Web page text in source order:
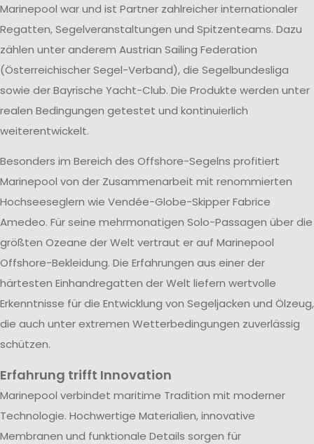
Marinepool war und ist Partner zahlreicher internationaler
Regatten, Segelveranstaltungen und Spitzenteams. Dazu
zählen unter anderem Austrian Sailing Federation
(Österreichischer Segel-Verband), die Segelbundesliga
sowie der Bayrische Yacht-Club. Die Produkte werden unter
realen Bedingungen getestet und kontinuierlich
weiterentwickelt.
Besonders im Bereich des Offshore-Segelns profitiert
Marinepool von der Zusammenarbeit mit renommierten
Hochseeseglern wie Vendée-Globe-Skipper Fabrice
Amedeo. Für seine mehrmonatigen Solo-Passagen über die
größten Ozeane der Welt vertraut er auf Marinepool
Offshore-Bekleidung. Die Erfahrungen aus einer der
härtesten Einhandregatten der Welt liefern wertvolle
Erkenntnisse für die Entwicklung von Segeljacken und Ölzeug,
die auch unter extremen Wetterbedingungen zuverlässig
schützen.
Erfahrung trifft Innovation
Marinepool verbindet maritime Tradition mit moderner
Technologie. Hochwertige Materialien, innovative
Membranen und funktionale Details sorgen für